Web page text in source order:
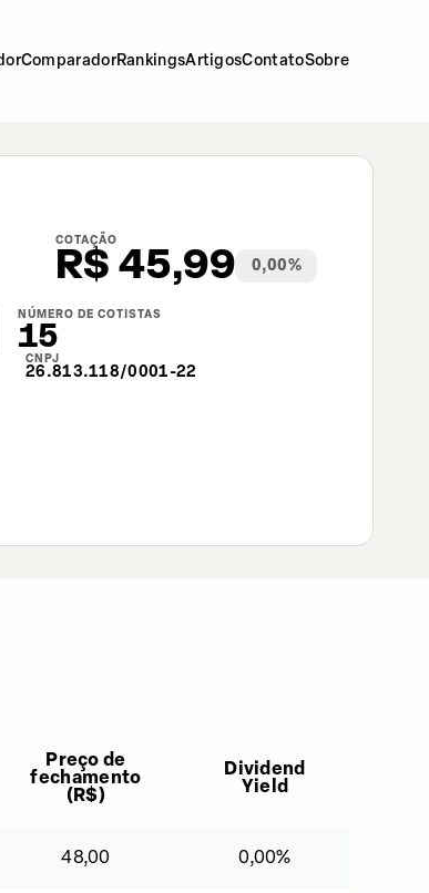
ComparadorRankingsArtigosContatoSobre
COTAÇÃO
R$45,99 0,00%
NÚMERO DE COTISTAS
15
CNPJ
26.813.118/0001-22
Preço de
fechamento
(R$)
Dividend
Yield
48,00 0,00%